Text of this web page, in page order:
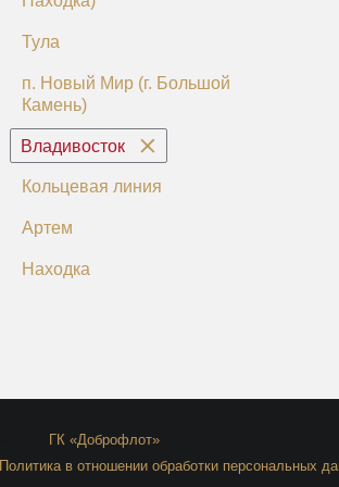
Тула
п. Новый Мир (г. Большой
Камень)
Владивосток
Кольцевая линия
Артем
Находка
ГК «Доброфлот»
Политика в отношении обработки персональных